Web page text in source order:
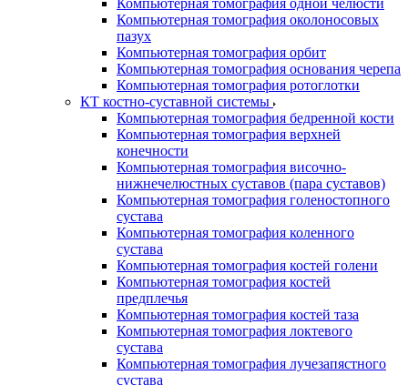
Компьютерная томография одной челюсти
Компьютерная томография околоносовых
пазух
Компьютерная томография орбит
Компьютерная томография основания черепа
Компьютерная томография ротоглотки
КТ костно-суставной системы
Компьютерная томография бедренной кости
Компьютерная томография верхней
конечности
Компьютерная томография височно-
нижнечелюстных суставов (пара суставов)
Компьютерная томография голеностопного
сустава
Компьютерная томография коленного
сустава
Компьютерная томография костей голени
Компьютерная томография костей
предплечья
Компьютерная томография костей таза
Компьютерная томография локтевого
сустава
Компьютерная томография лучезапястного
сустава